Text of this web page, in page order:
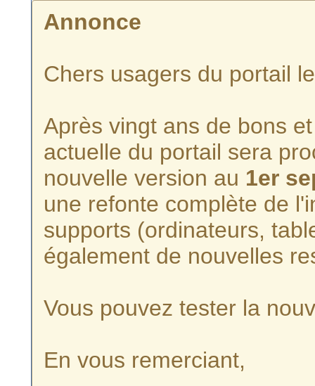
Annonce
Chers usagers du portail
Après vingt ans de bons
actuelle du portail sera
nouvelle version au 1er
une refonte complète de
supports (ordinateurs,
également de nouvelles
Vous pouvez tester la
En vous remerciant,